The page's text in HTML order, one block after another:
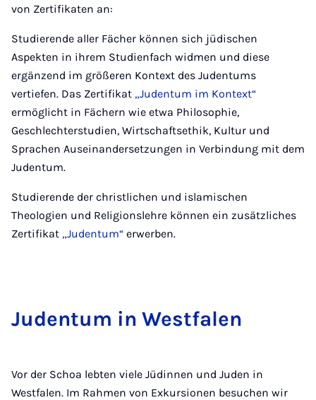
von Zertifikaten an:
Studierende aller Fächer können sich jüdischen
Aspekten in ihrem Studienfach widmen und diese
ergänzend im größeren Kontext des Judentums
vertiefen. Das Zertifikat „Judentum im Kontext“
ermöglicht in Fächern wie etwa Philosophie,
Geschlechterstudien, Wirtschaftsethik, Kultur und
Sprachen Auseinandersetzungen in Verbindung mit dem
Judentum.
Studierende der christlichen und islamischen
Theologien und Religionslehre können ein zusätzliches
Zertifikat „Judentum“ erwerben.
Judentum in West­falen
Vor der Schoa lebten viele Jüdinnen und Juden in
Westfalen. Im Rahmen von Exkursionen besuchen wir